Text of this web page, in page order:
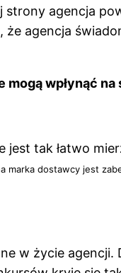
agencja
że agencja
mogą wpłynąć
jest tak łatwo
marka dostawcy jest
w życie